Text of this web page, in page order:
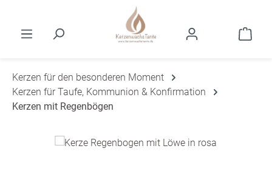
Kerzen für den besonderen Moment
Kerzen für Taufe, Kommunion & Konfirmation
Kerzen mit Regenbögen
Bildergalerie überspringen